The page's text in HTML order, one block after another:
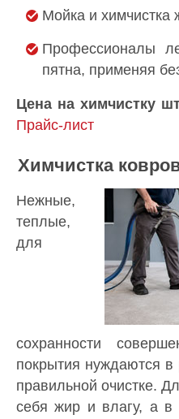
Мойка и химчистка
Профессионалы
пятна, применяя
Цена на химчистку
Прайс-лист
Химчистка
Нежные,
теплые,
для
сохранности
покрытия нуждаются в
правильной очистке.
себя жир и влагу, а в